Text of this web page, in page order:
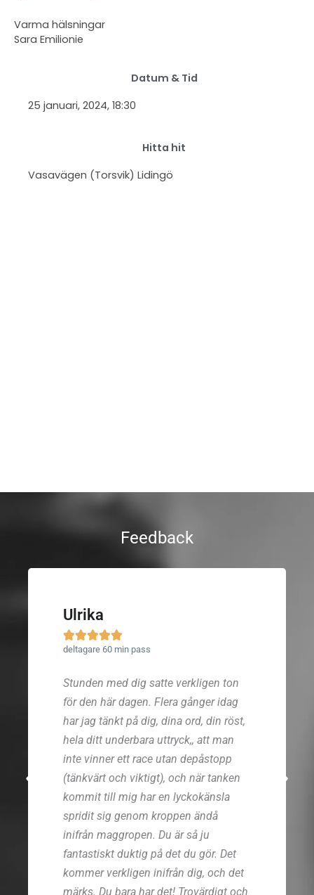
Varma hälsningar
Sara Emilionie
Datum & Tid
25 januari, 2024, 18:30
Hitta hit
Vasavägen (Torsvik) Lidingö
Feedback
Ulrika

deltagare 60 min pass
Stunden med dig satte verkligen ton
för den här dagen. Flera gånger idag
har jag tänkt på dig, dina ord, din röst,
hela ditt underbara uttryck,, att man
inte vinner ett race utan depåstopp
(tänkvärt och viktigt), och när tanken
kommit till mig har en lyckokänsla
spridit sig genom kroppen ändå
inifrån maggropen. Du är så ju
fantastiskt duktig på det du gör. Det
kommer verkligen inifrån dig, och det
märks. Du bara har det! Trovärdigt och